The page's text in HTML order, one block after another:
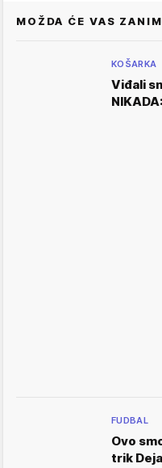
MOŽDA ĆE VAS
KOŠARKA
Viđali
FUDBAL
Ovo
trik